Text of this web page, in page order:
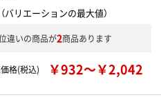
（バリエーションの最大値）
違いの商品が2商品あります
格(税込) ￥932～￥2,042